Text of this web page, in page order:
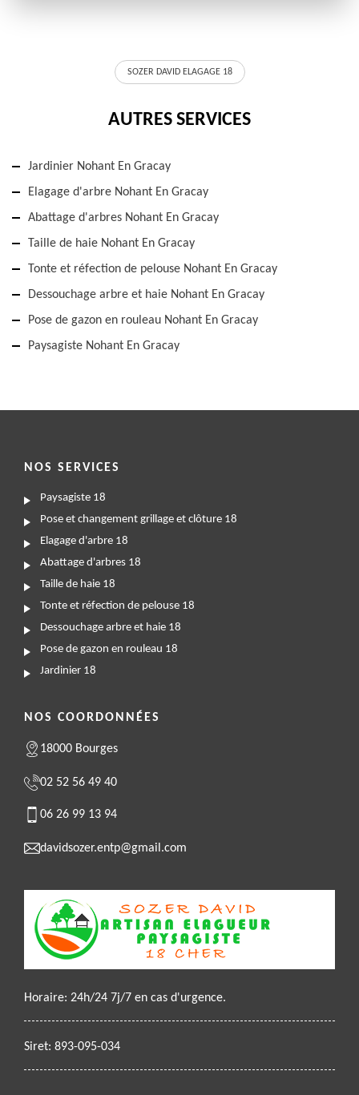
SOZER DAVID ELAGAGE 18
AUTRES SERVICES
Jardinier Nohant En Gracay
Elagage d'arbre Nohant En Gracay
Abattage d'arbres Nohant En Gracay
Taille de haie Nohant En Gracay
Tonte et réfection de pelouse Nohant En Gracay
Dessouchage arbre et haie Nohant En Gracay
Pose de gazon en rouleau Nohant En Gracay
Paysagiste Nohant En Gracay
NOS SERVICES
Paysagiste 18
Pose et changement grillage et clôture 18
Elagage d'arbre 18
Abattage d'arbres 18
Taille de haie 18
Tonte et réfection de pelouse 18
Dessouchage arbre et haie 18
Pose de gazon en rouleau 18
Jardinier 18
NOS COORDONNÉES
18000 Bourges
02 52 56 49 40
06 26 99 13 94
davidsozer.entp@gmail.com
Horaire: 24h/24 7j/7 en cas d'urgence.
Siret: 893-095-034